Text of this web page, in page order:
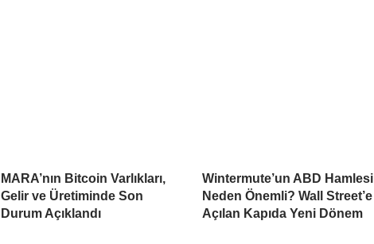
MARA’nın Bitcoin Varlıkları,
Gelir ve Üretiminde Son
Durum Açıklandı
Wintermute’un ABD Hamlesi
Neden Önemli? Wall Street’e
Açılan Kapıda Yeni Dönem